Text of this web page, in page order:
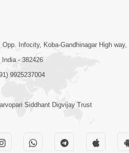
Infocity, Koba-Gandhinagar High way,
India - 382426
9925237004
Siddhant Digvijay Trust